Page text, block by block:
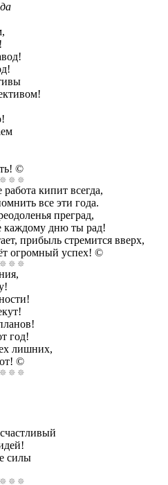
©
кипит всегда,
все эти года.
преград,
каждому дню ты рад!
прибыль стремится вверх,
огромный успех! ©
год!
лишних,
©
силы